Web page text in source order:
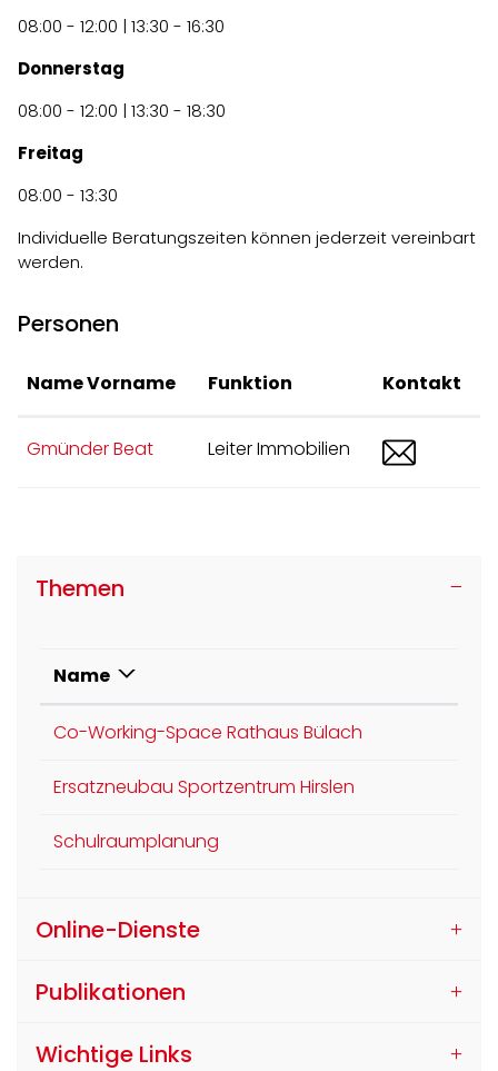
08:00 - 12:00 | 13:30 - 16:30
Donnerstag
08:00 - 12:00 | 13:30 - 18:30
Freitag
08:00 - 13:30
Individuelle Beratungszeiten können jederzeit vereinbart
werden.
Personen
Name Vorname Funktion Kontakt
Gmünder Beat Leiter Immobilien
Themen
Name
Co-Working-Space Rathaus Bülach
Ersatzneubau Sportzentrum Hirslen
Schulraumplanung
Online-Dienste
Publikationen
Wichtige Links